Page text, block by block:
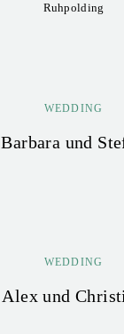
Ruhpolding
WEDDING
Barbara und
WEDDING
Alex und